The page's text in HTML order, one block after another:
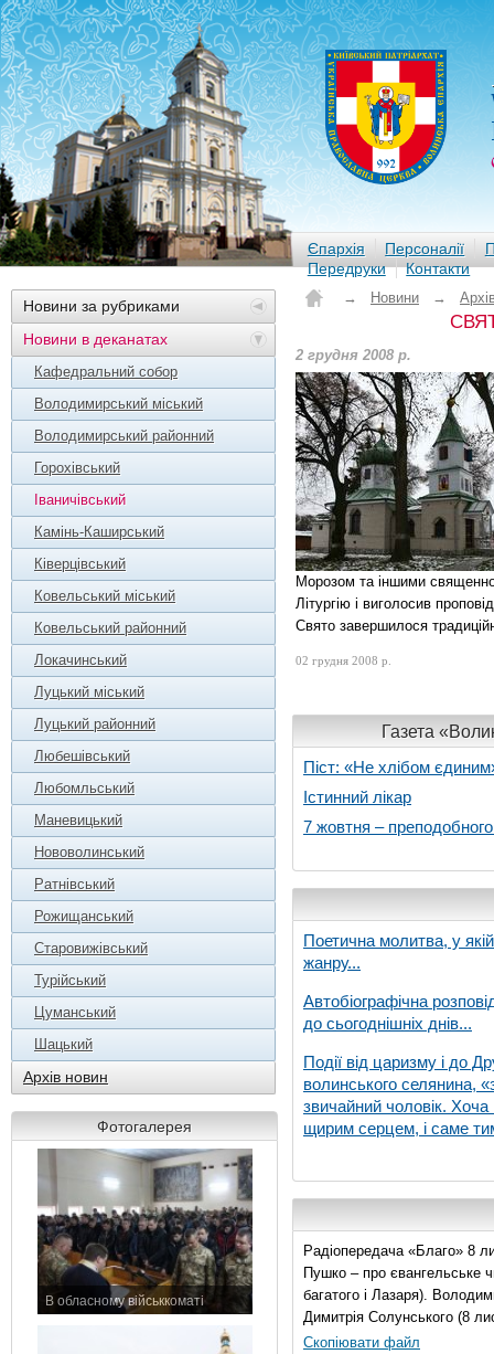
Єпархія Персоналії
Передруки
Контакти
Новини за рубриками
Новини в деканатах
Кафедральний собор
Володимирський міський
Володимирський районний
Горохівський
Іваничівський
Камінь-Каширський
Ківерцівський
Ковельський міський
Ковельський районний
Локачинський
Луцький міський
Луцький районний
Любешівський
Любомльський
Маневицький
Нововолинський
Ратнівський
Рожищанський
Старовижівський
Турійський
Цуманський
Шацький
Архів новин
Фотогалерея
В обласному військкоматі
→ Новини →
2 грудня 2008 р.
Морозом та іншими
Літургію і виголосив
Свято завершилося
02 грудня 2008 р.
Газета
Піст: «Не хлібом
Істинний лікар
7 жовтня –
Поетична молитва, у
жанру...
Автобіографічна
до сьогоднішніх днів...
Події від царизму і до
волинського селянина,
звичайний чоловік. Хоча
щирим серцем, і саме
Радіопередача «Благо» 8
Пушко – про євангельське
багатого і Лазаря).
Димитрія Солунського (8
Скопіювати файл